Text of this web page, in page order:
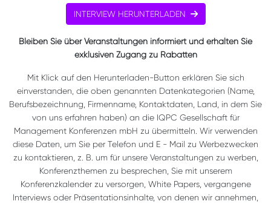
INTERVIEW HERUNTERLADEN
Bleiben Sie über Veranstaltungen informiert und erhalten Sie
exklusiven Zugang zu Rabatten
Mit Klick auf den Herunterladen-Button erklären Sie sich
einverstanden, die oben genannten Datenkategorien (Name,
Berufsbezeichnung, Firmenname, Kontaktdaten, Land, in dem Sie
von uns erfahren haben) an die IQPC Gesellschaft für
Management Konferenzen mbH zu übermitteln. Wir verwenden
diese Daten, um Sie per Telefon und E - Mail zu Werbezwecken
zu kontaktieren, z. B. um für unsere Veranstaltungen zu werben,
Konferenzthemen zu besprechen, Sie mit unserem
Konferenzkalender zu versorgen, White Papers, vergangene
Interviews oder Präsentationsinhalte, von denen wir annehmen,